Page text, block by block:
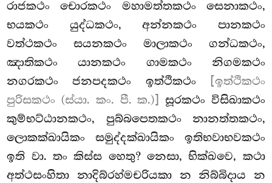
රාජකථං චොරකථං මහාමත්තකථං සෙනාකථං,
භයකථං යුද්ධකථං, අන්නකථං පානකථං
වත්ථකථං සයනකථං මාලාකථං ගන්ධකථං,
ඤාතිකථං යානකථං ගාමකථං නිගමකථං
නගරකථං ජනපදකථං ඉත්ථිකථං
[ඉත්ථිකථං
පුරිසකථං (ස්යා. කං. පී. ක.)]
සූරකථං විසිඛාකථං
කුම්භට්ඨානකථං, පුබ්බපෙතකථං නානත්තකථං,
ලොකක්ඛායිකං සමුද්දක්ඛායිකං ඉතිභවාභවකථං
ඉති වා. තං කිස්ස හෙතු? නෙසා, භික්ඛවෙ, කථා
අත්ථසංහිතා නාදිබ්රහ්මචරියකා න නිබ්බිදාය න